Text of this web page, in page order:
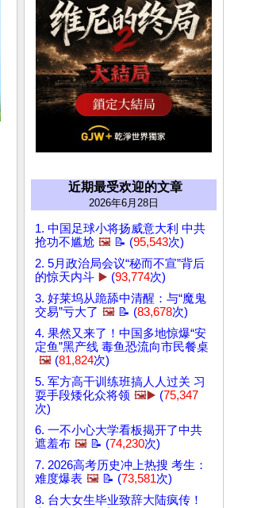
近期最受欢迎的文章
2026年6月28日
1. 中国足球小将扬威意大利 中共
抢功不尴尬 🖼️ 📝 (95,543次)
2. 5月政治局会议“秘而不宣”背后
的惊天内斗 ▶️ (93,774次)
3. 好莱坞从跪舔中清醒：与“魔鬼
交易”亏大了 🖼️ 📝 (83,678次)
4. 果然又来了！中国多地惊爆“安
定鱼”黑产线 毒鱼恐流向市民餐桌
🖼️ (81,824次)
5. 军方高干训练班搞人人过关 习
耍手段矮化众将领 🖼️▶️ (75,347
次)
6. 一不小心大学看板揭开了中共
遮羞布 🖼️ 📝 (74,230次)
7. 2026高考历史冲上热搜 考生：
难度爆表 🖼️ 📝 (73,581次)
8. 台大女生毕业致辞大陆疯传！